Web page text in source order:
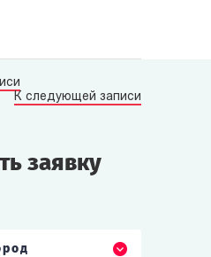
К следующей записи
заявку